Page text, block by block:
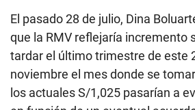
El pasado 28 de julio, Dina
que la RMV reflejaría incremento
tardar el último trimestre de este
noviembre el mes donde se
los actuales S/1,025 pasarían a